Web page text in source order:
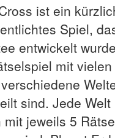
ist ein
Spiel,
entwickelt
mit
sind. Jede
jeweils 5